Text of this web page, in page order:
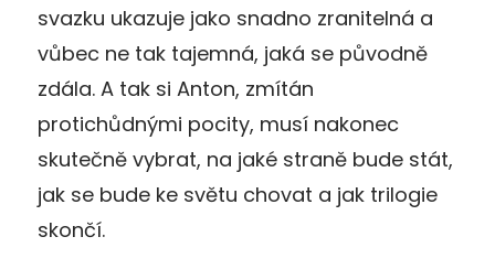
svazku ukazuje jako snadno zranitelná a
vůbec ne tak tajemná, jaká se původně
zdála. A tak si Anton, zmítán
protichůdnými pocity, musí nakonec
skutečně vybrat, na jaké straně bude stát,
jak se bude ke světu chovat a jak trilogie
skončí.